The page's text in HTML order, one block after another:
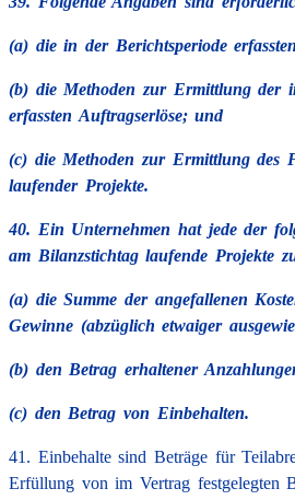
(a) die in der Berichtsperiode
(b) die Methoden zur Ermittlung der
erfassten Auftragserlöse; und
(c) die Methoden zur Ermittlung des
laufender Projekte.
40. Ein Unternehmen hat jede der
am Bilanzstichtag laufende Projekte
(a) die Summe der angefallenen
Gewinne (abzüglich etwaiger
(b) den Betrag erhaltener
(c) den Betrag von Einbehalten.
41. Einbehalte sind Beträge für
Erfüllung von im Vertrag festgelegten